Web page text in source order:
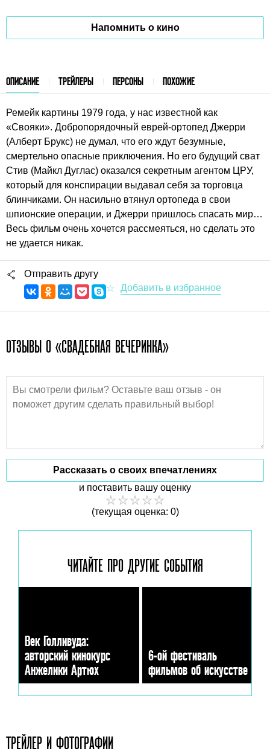
Напомнить о кино
ОПИСАНИЕ ТРЕЙЛЕРЫ ПЕРСОНЫ ПОХОЖИЕ
Ремейк картины 1979 года, у нас известной как
«Свояки». Добропорядочный еврей-ортопед Джерри
(Алберт Брукс) не думал, что его ждут безумные,
смертельно опасные приключения. Но его будущий сват
Стив (Майкл Дуглас) оказался секретным агентом ЦРУ,
который для конспирации выдавал себя за торговца
блинчиками. Он насильно втянул ортопеда в свои
шпионские операции, и Джерри пришлось спасать мир…
Весь фильм очень хочется рассмеяться, но сделать это
не удается никак.
Отправить другу
ОТЗЫВЫ О «СВАДЕБНАЯ ВЕЧЕРИНКА»
Рассказать о своих впечатлениях
и поставить вашу оценку
(текущая оценка: 0)
ЧИТАЙТЕ ПРО ДРУГИЕ СОБЫТИЯ
Век Голливуда:
авторский кинокурс
Анжелики Артюх
6-ой фестиваль
фильмов об искусстве
ТРЕЙЛЕР И ФОТОГРАФИИ